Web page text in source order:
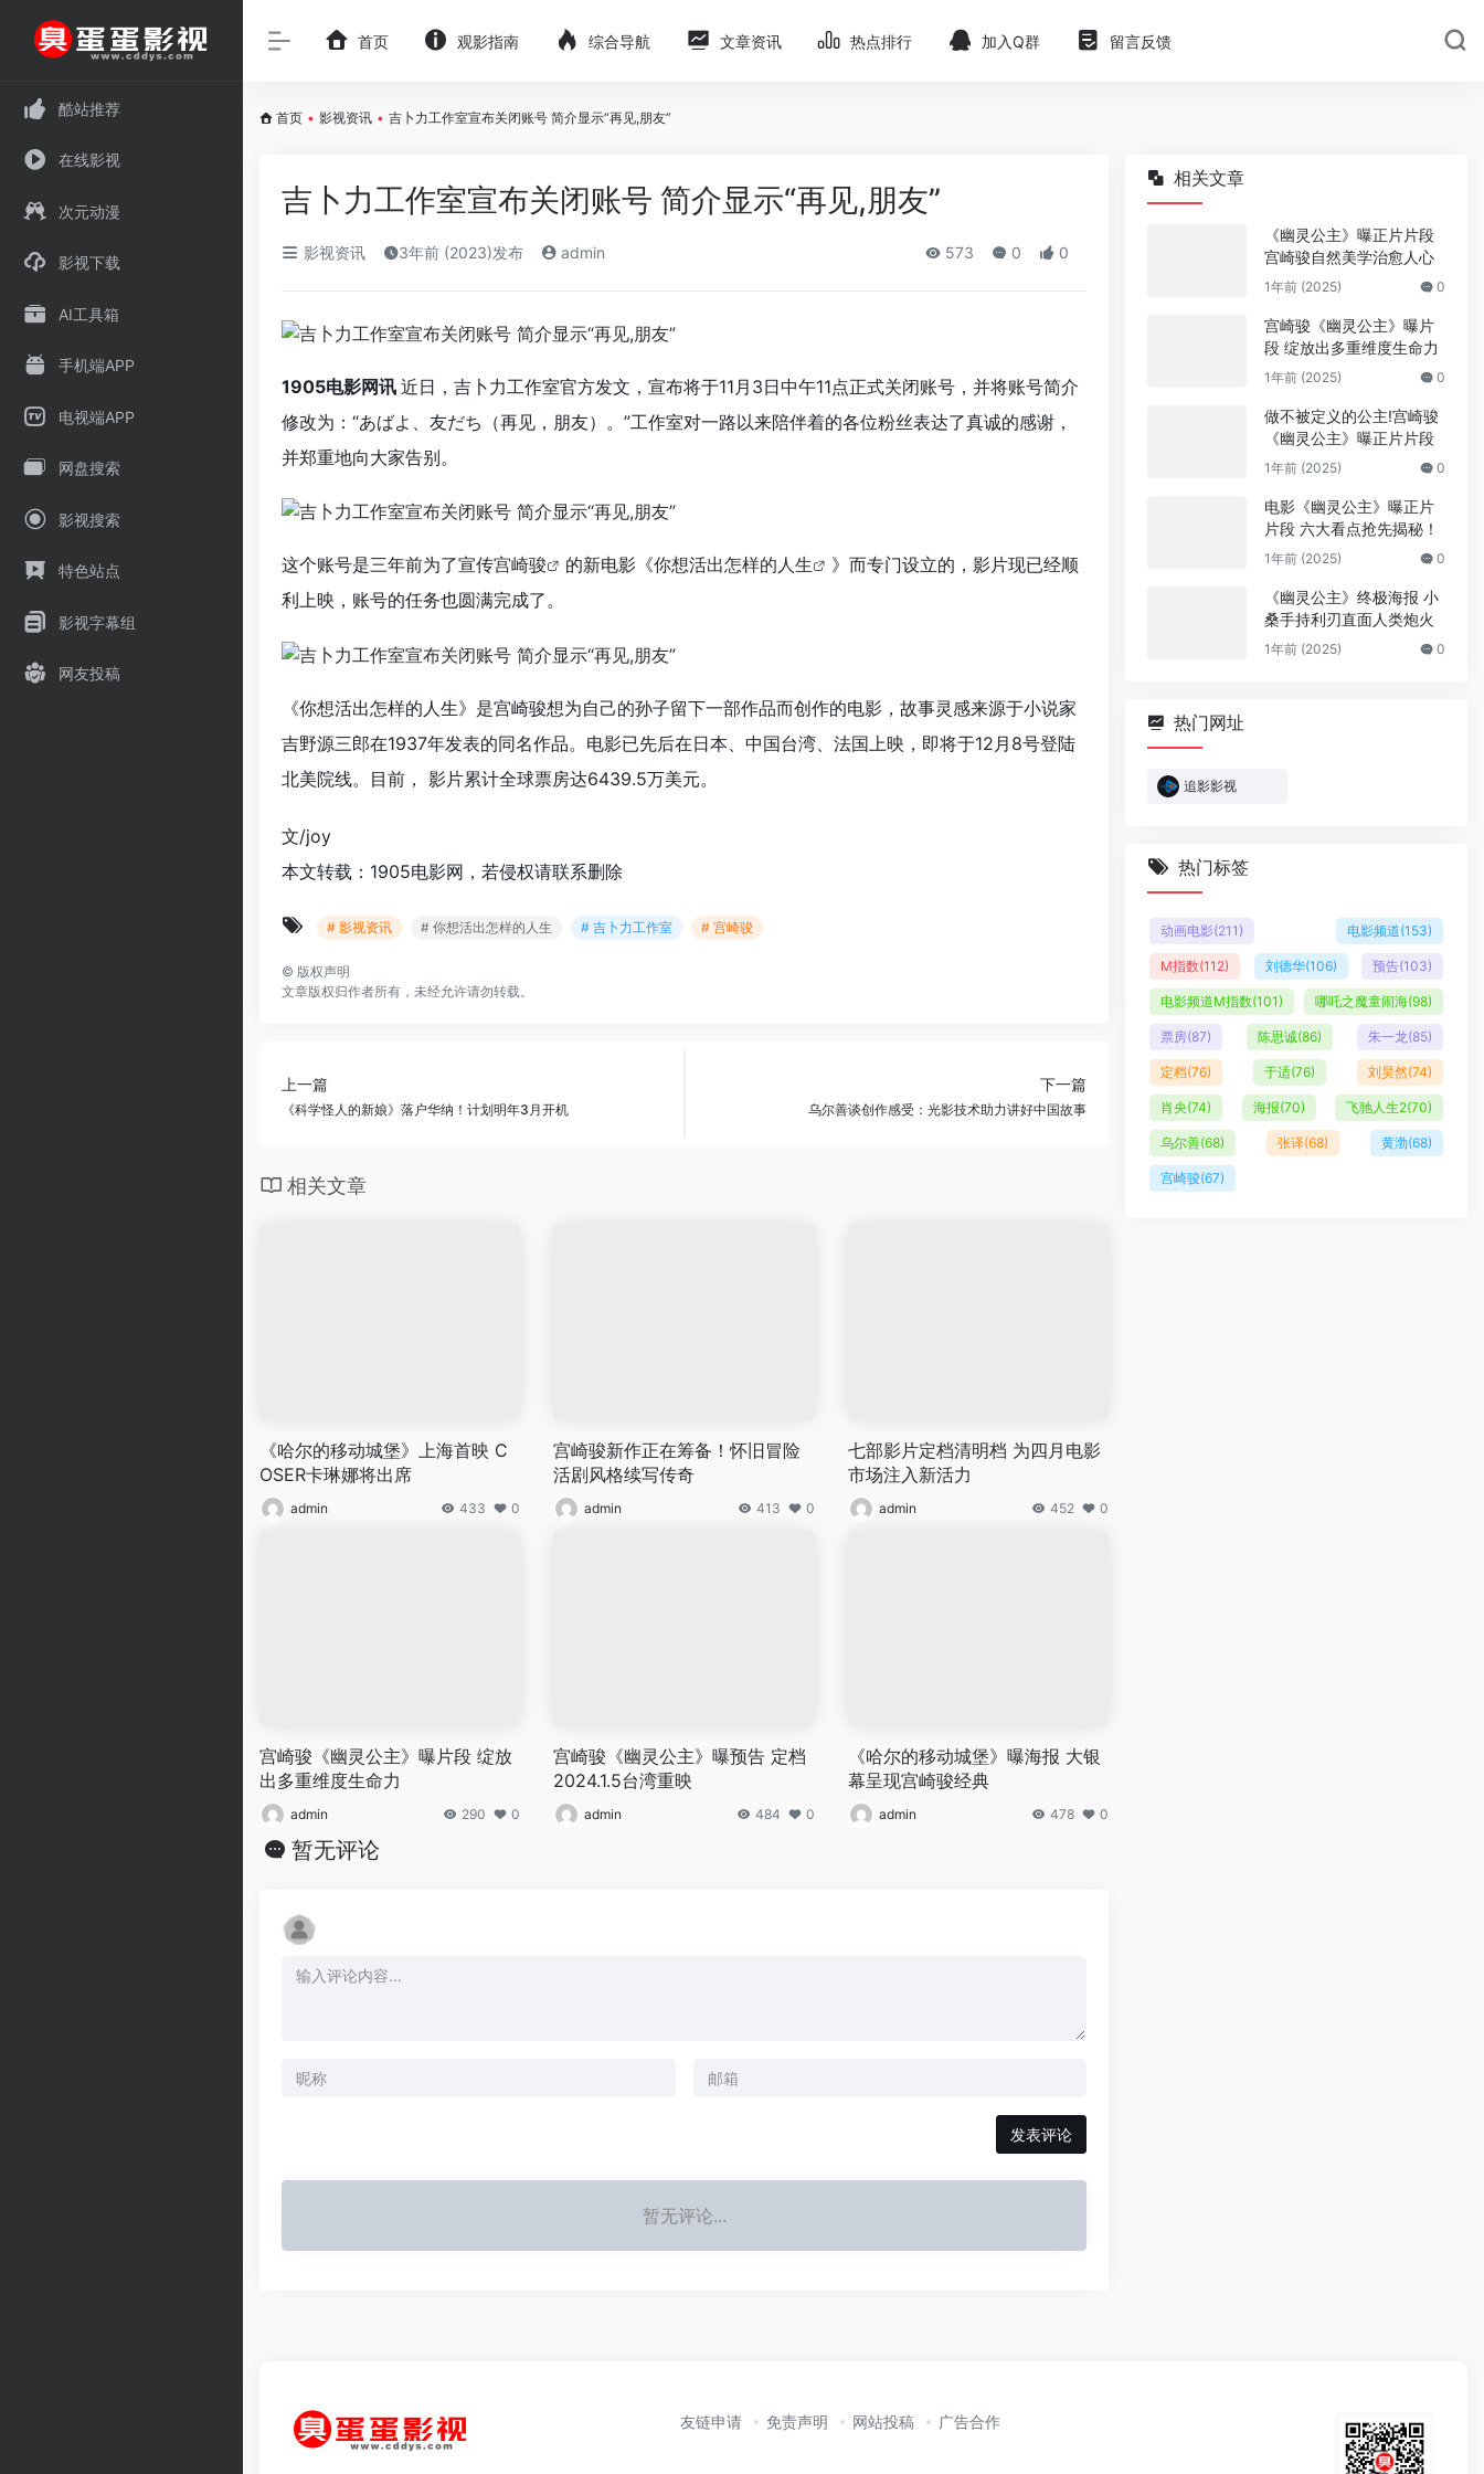
酷站推荐
在线影视
次元动漫
影视下载
AI工具箱
手机端APP
电视端APP
网盘搜索
影视搜索
特色站点
影视字幕组
网友投稿
首页 观影指南 综合导航 文章资讯 热点排行 加入Q群 留言反馈
首页 • 影视资讯 • 吉卜力工作室宣布关闭账号 简介显示“再见,朋友”
吉卜力工作室宣布关闭账号 简介显示“再见,朋友”
影视资讯 3年前 (2023)发布 admin 573 0 0
1905电影网讯 近日，吉卜力工作室官方发文，宣布将于11月3日中午11点正式关闭账号，并将账号简介
修改为：“あばよ、友だち（再见，朋友）。”工作室对一路以来陪伴着的各位粉丝表达了真诚的感谢，
并郑重地向大家告别。
这个账号是三年前为了宣传宫崎骏 的新电影《你想活出怎样的人生
》而专门设立的，影片现已经顺
利上映，账号的任务也圆满完成了。
《你想活出怎样的人生》是宫崎骏想为自己的孙子留下一部作品而创作的电影，故事灵感来源于小说家
吉野源三郎在1937年发表的同名作品。电影已先后在日本、中国台湾、法国上映，即将于12月8号登陆
北美院线。目前， 影片累计全球票房达6439.5万美元。
文/joy
本文转载：1905电影网，若侵权请联系删除
# 影视资讯 # 你想活出怎样的人生 # 吉卜力工作室 # 宫崎骏
© 版权声明
文章版权归作者所有，未经允许请勿转载。
上一篇
《科学怪人的新娘》落户华纳！计划明年3月开机
下一篇
乌尔善谈创作感受：光影技术助力讲好中国故事
相关文章
《哈尔的移动城堡》上海首映 C
OSER卡琳娜将出席
admin 433 0
宫崎骏新作正在筹备！怀旧冒险
活剧风格续写传奇
admin 413 0
七部影片定档清明档 为四月电影
市场注入新活力
admin 452 0
宫崎骏《幽灵公主》曝片段 绽放
出多重维度生命力
admin 290 0
宫崎骏《幽灵公主》曝预告 定档
2024.1.5台湾重映
admin 484 0
《哈尔的移动城堡》曝海报 大银
幕呈现宫崎骏经典
admin 478 0
暂无评论
发表评论
暂无评论...
相关文章
《幽灵公主》曝正片片段
宫崎骏自然美学治愈人心
1年前 (2025) 0
宫崎骏《幽灵公主》曝片
段 绽放出多重维度生命力
1年前 (2025) 0
做不被定义的公主!宫崎骏
《幽灵公主》曝正片片段
1年前 (2025) 0
电影《幽灵公主》曝正片
片段 六大看点抢先揭秘！
1年前 (2025) 0
《幽灵公主》终极海报 小
桑手持利刃直面人类炮火
1年前 (2025) 0
热门网址
追影影视
热门标签
动画电影(211) 电影频道(153)
M指数(112) 刘德华(106) 预告(103)
电影频道M指数(101) 哪吒之魔童闹海(98)
票房(87) 陈思诚(86) 朱一龙(85)
定档(76) 于适(76) 刘昊然(74)
肖央(74) 海报(70) 飞驰人生2(70)
乌尔善(68) 张译(68) 黄渤(68)
宫崎骏(67)
友链申请 免责声明 网站投稿 广告合作